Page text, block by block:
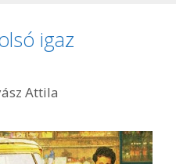
igaz
Attila